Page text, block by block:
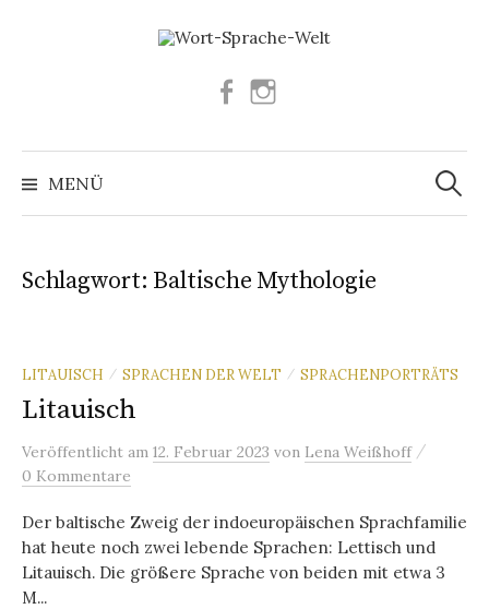
Facebook
MENÜ
Suchen
nach:
Schlagwort: Baltische Mythologie
LITAUISCH / SPRACHEN DER WELT / SPRACHENPORTRÄTS
Litauisch
Veröffentlicht am 12. Februar 2023 von Lena Weißhoff /
0 Kommentare
Der baltische Zweig der indoeuropäischen Sprachfamilie
hat heute noch zwei lebende Sprachen: Lettisch und
Litauisch. Die größere Sprache von beiden mit etwa 3
M...